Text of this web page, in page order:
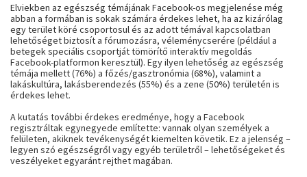
Elviekben az egészség témájának Facebook-os megjelenése még
abban a formában is sokak számára érdekes lehet, ha az kizárólag
egy terület köré csoportosul és az adott témával kapcsolatban
lehetőséget biztosít a fórumozásra, véleménycserére (például a
betegek speciális csoportját tömörítő interaktív megoldás
Facebook-platformon keresztül). Egy ilyen lehetőség az egészség
témája mellett (76%) a főzés/gasztronómia (68%), valamint a
lakáskultúra, lakásberendezés (55%) és a zene (50%) területén is
érdekes lehet.
A kutatás további érdekes eredménye, hogy a Facebook
regisztráltak egynegyede említette: vannak olyan személyek a
felületen, akiknek tevékenységét kiemelten követik. Ez a jelenség –
legyen szó egészségről vagy egyéb területről – lehetőségeket és
veszélyeket egyaránt rejthet magában.